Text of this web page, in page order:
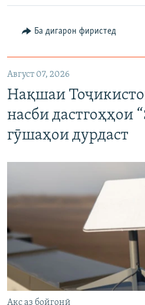
Ба дигарон фиристед
Август 07, 2026
Нақшаи
насби дастгоҳҳои
гӯшаҳои дурдаст
Акс аз бойгонӣ